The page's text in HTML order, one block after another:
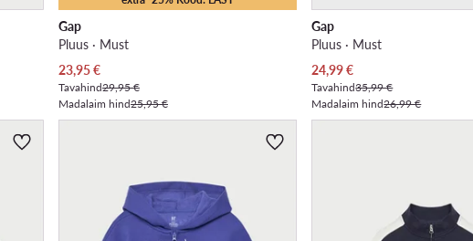
Gap
Pluus · Must
Praegune hind
23,95€
Tavahind29,95 €
Madalaim hind25,95 €
Gap
Pluus · Must
Praegune hind
24,99€
Tavahind35,99 €
Madalaim hind26,99 €